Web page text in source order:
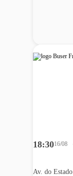
18:3016/08
Av. do